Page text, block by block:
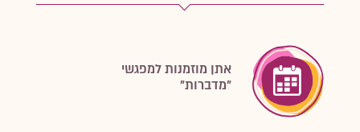
אתן מוזמנות למפגשי
"מדברות"